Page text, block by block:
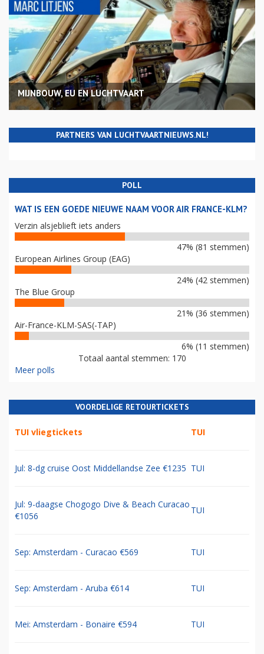
MIJNBOUW, EU EN LUCHTVAART
PARTNERS VAN LUCHTVAARTNIEUWS.NL!
POLL
WAT IS EEN GOEDE NIEUWE NAAM VOOR AIR FRANCE-KLM?
Verzin alsjeblieft iets anders
47% (81 stemmen)
European Airlines Group (EAG)
24% (42 stemmen)
The Blue Group
21% (36 stemmen)
Air-France-KLM-SAS(-TAP)
6% (11 stemmen)
Totaal aantal stemmen: 170
Meer polls
VOORDELIGE RETOURTICKETS
TUI vliegtickets TUI
Jul: 8-dg cruise Oost Middellandse Zee €1235 TUI
Jul: 9-daagse Chogogo Dive & Beach Curacao
€1056
TUI
Sep: Amsterdam - Curacao €569 TUI
Sep: Amsterdam - Aruba €614 TUI
Mei: Amsterdam - Bonaire €594 TUI